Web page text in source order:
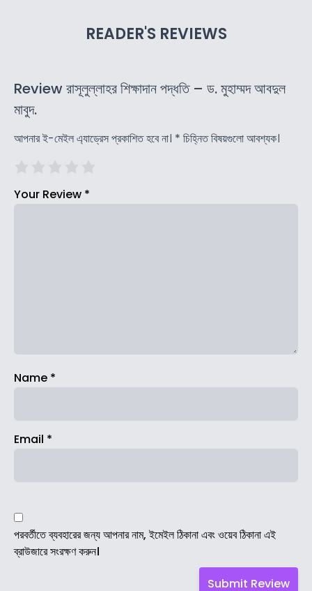
READER'S REVIEWS
Review রাসূলুল্লাহর শিক্ষাদান পদ্ধতি – ড. মুহাম্মদ আবদুল
মাবুদ.
আপনার ই-মেইল এ্যাড্রেস প্রকাশিত হবে না। * চিহ্নিত বিষয়গুলো আবশ্যক।
Your Review *
Name *
Email *
পরবর্তীতে ব্যবহারের জন্য আপনার নাম, ইমেইল ঠিকানা এবং ওয়েব ঠিকানা এই
ব্রাউজারে সংরক্ষণ করুন।